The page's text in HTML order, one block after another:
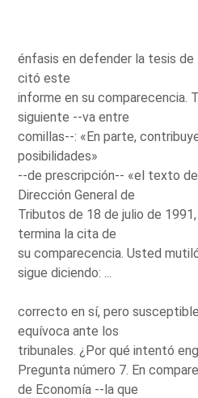
énfasis en defender la tesis de
citó este
informe en su comparecencia.
siguiente --va entre
comillas--: «En parte,
posibilidades»
--de prescripción-- «el texto
Dirección General de
Tributos de 18 de julio de
termina la cita de
su comparecencia. Usted
sigue diciendo: ...
correcto en sí, pero
equívoca ante los
tribunales. ¿Por qué intentó
Pregunta número 7. En
de Economía --la que